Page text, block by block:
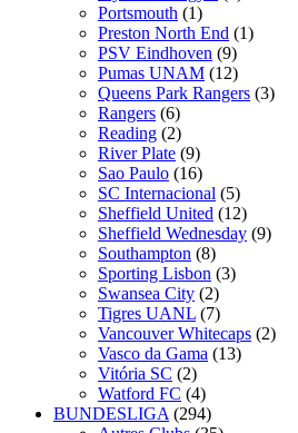
Portsmouth (1)
Preston North End (1)
PSV Eindhoven (9)
Pumas UNAM (12)
Queens Park Rangers (3)
Rangers (6)
Reading (2)
River Plate (9)
Sao Paulo (16)
SC Internacional (5)
Sheffield United (12)
Sheffield Wednesday (9)
Southampton (8)
Sporting Lisbon (3)
Swansea City (2)
Tigres UANL (7)
Vancouver Whitecaps (2)
Vasco da Gama (13)
Vitória SC (2)
Watford FC (4)
BUNDESLIGA (294)